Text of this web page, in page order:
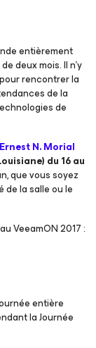
entièrement
deux mois. Il n’y
rencontrer la
de la
de
Ernest N. Morial
du 16 au
que vous soyez
de la salle ou le
VeeamON 2017 :
entière
la Journée